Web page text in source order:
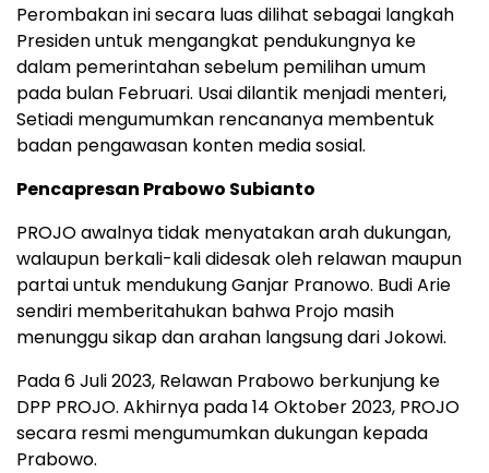
Perombakan ini secara luas dilihat sebagai langkah
Presiden untuk mengangkat pendukungnya ke
dalam pemerintahan sebelum pemilihan umum
pada bulan Februari. Usai dilantik menjadi menteri,
Setiadi mengumumkan rencananya membentuk
badan pengawasan konten media sosial.
Pencapresan Prabowo Subianto
PROJO awalnya tidak menyatakan arah dukungan,
walaupun berkali-kali didesak oleh relawan maupun
partai untuk mendukung Ganjar Pranowo. Budi Arie
sendiri memberitahukan bahwa Projo masih
menunggu sikap dan arahan langsung dari Jokowi.
Pada 6 Juli 2023, Relawan Prabowo berkunjung ke
DPP PROJO. Akhirnya pada 14 Oktober 2023, PROJO
secara resmi mengumumkan dukungan kepada
Prabowo.